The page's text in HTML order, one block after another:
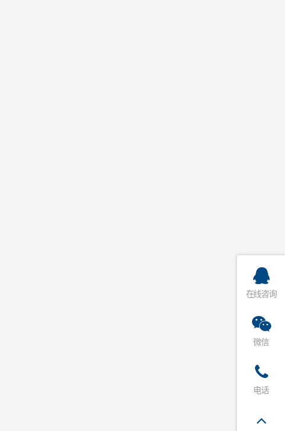
在线咨询
微信
电话